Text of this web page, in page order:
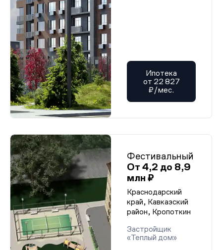
Ипотека
от 22 827
₽/мес.
Фестивальный
От 4,2 до 8,9
млн ₽
Краснодарский
край, Кавказский
район, Кропоткин
Застройщик
«Теплый дом»